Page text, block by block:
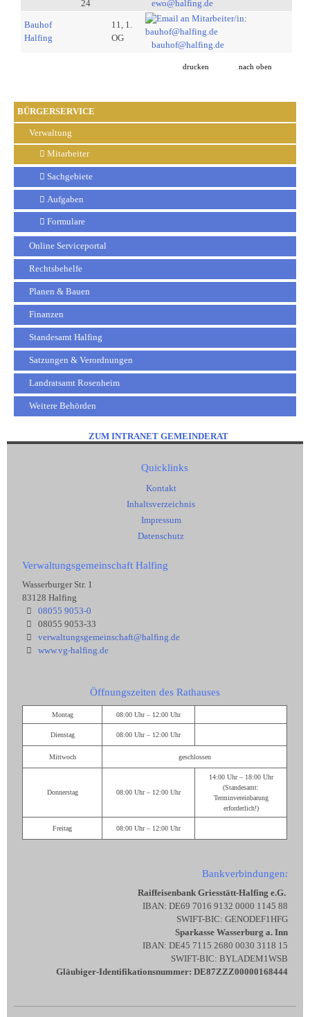
BÜRGERSERVICE
Verwaltung
Mitarbeiter
Sachgebiete
Aufgaben
Formulare
Online Serviceportal
Rechtsbehelfe
Planen & Bauen
Finanzen
Standesamt Halfing
Satzungen & Verordnungen
Landratsamt Rosenheim
Weitere Behörden
24
ewo@halfing.de
Bauhof
Halfing
11, 1.
OG
bauhof@halfing.de
drucken nach oben
ZUM INTRANET GEMEINDERAT
Quicklinks
Kontakt
Inhaltsverzeichnis
Impressum
Datenschutz
Verwaltungsgemeinschaft Halfing
Wasserburger Str. 1
83128 Halfing
08055 9053-0
08055 9053-33
verwaltungsgemeinschaft@halfing.de
www.vg-halfing.de
Öffnungszeiten des Rathauses
Montag 08:00 Uhr – 12:00 Uhr
Dienstag 08:00 Uhr – 12:00 Uhr
Mittwoch geschlossen
Donnerstag 08:00 Uhr – 12:00 Uhr
14:00 Uhr – 18:00 Uhr
(Standesamt:
Terminvereinbarung
erforderlich!)
Freitag 08:00 Uhr – 12:00 Uhr
Bankverbindungen:
Raiffeisenbank Griesstätt-Halfing e.G.
IBAN: DE69 7016 9132 0000 1145 88
SWIFT-BIC: GENODEF1HFG
Sparkasse Wasserburg a. Inn
IBAN: DE45 7115 2680 0030 3118 15
SWIFT-BIC: BYLADEM1WSB
Gläubiger-Identifikationsnummer: DE87ZZZ00000168444